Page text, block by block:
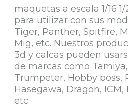
maquetas a escala 1/16 1/
para utilizar con sus
Tiger, Panther, Spitfire,
Mig, etc. Nuestros
3d y calcas pueden
de marcas como
Trumpeter, Hobby boss,
Hasegawa, Dragon,
etc.